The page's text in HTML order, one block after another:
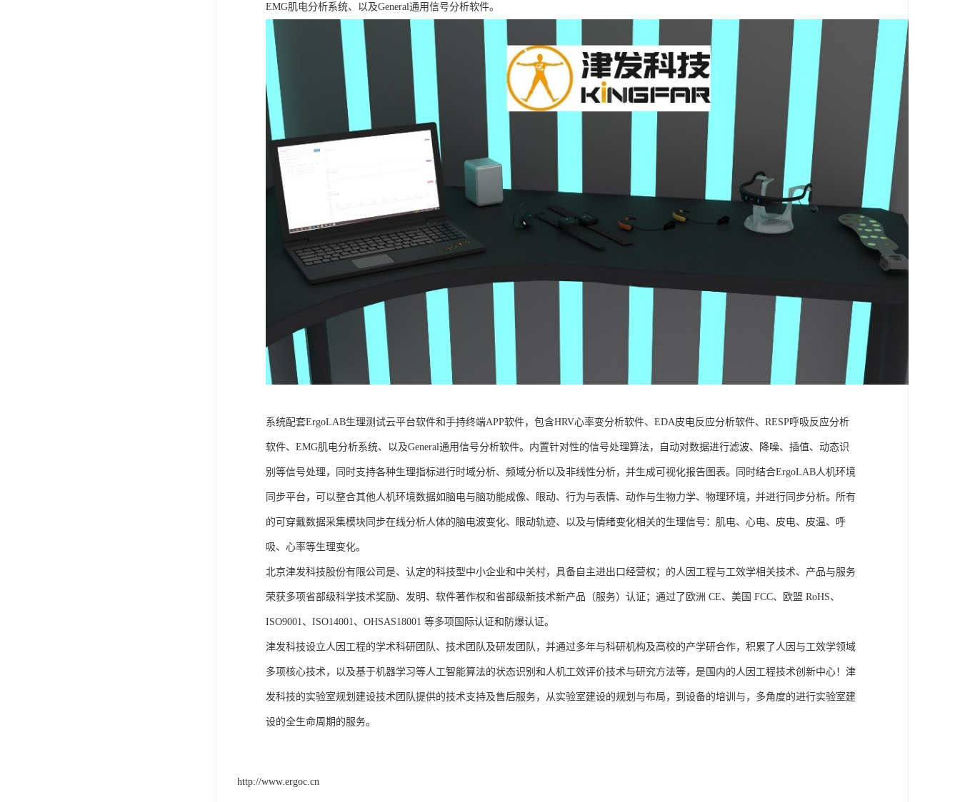
EMG肌电分析系统、以及General通用信号分析软件。
系统配套ErgoLAB生理测试云平台软件和手持终端APP软件，包含HRV心率变分析软件、EDA皮电反应分析软件、RESP呼吸反应分析
软件、EMG肌电分析系统、以及General通用信号分析软件。内置针对性的信号处理算法，自动对数据进行滤波、降噪、插值、动态识
别等信号处理，同时支持各种生理指标进行时域分析、频域分析以及非线性分析，并生成可视化报告图表。同时结合ErgoLAB人机环境
同步平台，可以整合其他人机环境数据如脑电与脑功能成像、眼动、行为与表情、动作与生物力学、物理环境，并进行同步分析。所有
的可穿戴数据采集模块同步在线分析人体的脑电波变化、眼动轨迹、以及与情绪变化相关的生理信号：肌电、心电、皮电、皮温、呼
吸、心率等生理变化。
北京津发科技股份有限公司是、认定的科技型中小企业和中关村，具备自主进出口经营权；的人因工程与工效学相关技术、产品与服务
荣获多项省部级科学技术奖励、发明、软件著作权和省部级新技术新产品（服务）认证；通过了欧洲 CE、美国 FCC、欧盟 RoHS、
ISO9001、ISO14001、OHSAS18001 等多项国际认证和防爆认证。
津发科技设立人因工程的学术科研团队、技术团队及研发团队，并通过多年与科研机构及高校的产学研合作，积累了人因与工效学领域
多项核心技术，以及基于机器学习等人工智能算法的状态识别和人机工效评价技术与研究方法等，是国内的人因工程技术创新中心！津
发科技的实验室规划建设技术团队提供的技术支持及售后服务，从实验室建设的规划与布局，到设备的培训与，多角度的进行实验室建
设的全生命周期的服务。
http://www.ergoc.cn